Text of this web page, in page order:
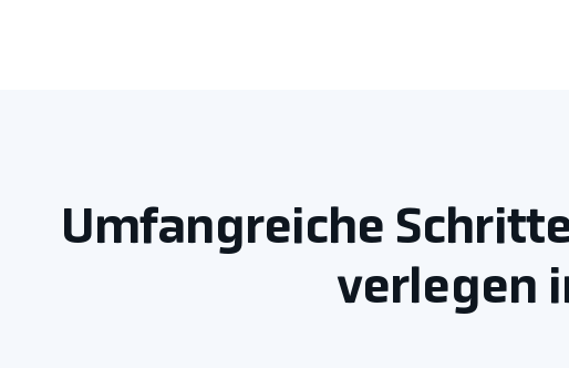
Umfangreiche
verlegen